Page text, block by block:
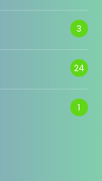
3
24
1